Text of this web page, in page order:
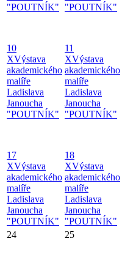
"POUTNÍK"
"POUTNÍK"
10
XVýstava
akademického
malíře
Ladislava
Janoucha
"POUTNÍK"
11
XVýstava
akademického
malíře
Ladislava
Janoucha
"POUTNÍK"
17
XVýstava
akademického
malíře
Ladislava
Janoucha
"POUTNÍK"
18
XVýstava
akademického
malíře
Ladislava
Janoucha
"POUTNÍK"
24
25